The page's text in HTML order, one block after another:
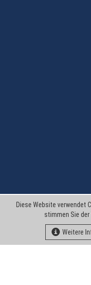
Diese Website verwendet
stimmen Sie der
Weitere